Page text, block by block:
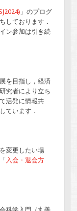
」のプログ
しております．
ン参加は引き続
を目指し，経済
究者により立ち
活発に情報共
ています．
変更したい場
入会・退会方